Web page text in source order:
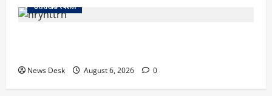
उत्तराखंड स्पेशल
News Desk August 6, 2026 0